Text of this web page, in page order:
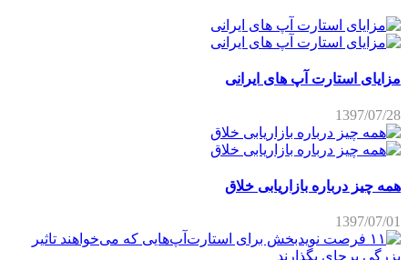
مزایای استارت آپ های ایرانی
1397/07/28
همه چیز درباره بازاریابی خلاق
1397/07/01